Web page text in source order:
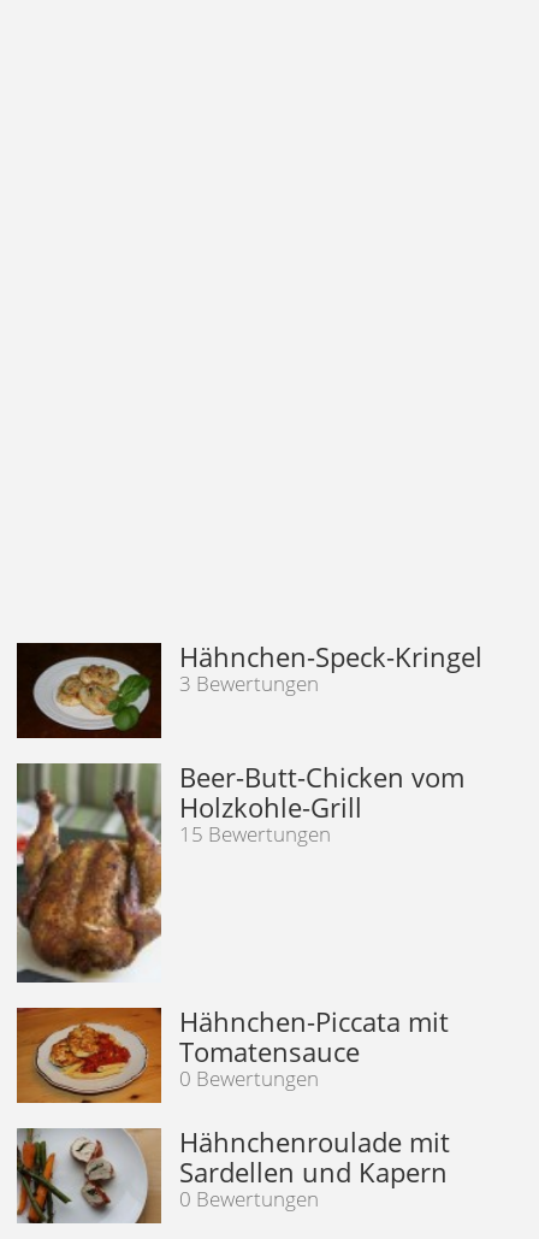
Hähnchen-Speck-Kringel
3 Bewertungen
Beer-Butt-Chicken vom
Holzkohle-Grill
15 Bewertungen
Hähnchen-Piccata mit
Tomatensauce
0 Bewertungen
Hähnchenroulade mit
Sardellen und Kapern
0 Bewertungen